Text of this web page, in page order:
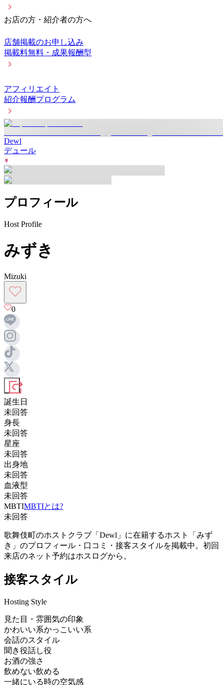
お店の方・紹介者の方へ
店舗掲載のお申し込み
掲載料無料・成果報酬型
アフィリエイト
紹介報酬プログラム
Dewl
デュール
プロフィール
Host Profile
みずき
Mizuki
0
誕生日
未回答
身長
未回答
星座
未回答
出身地
未回答
血液型
未回答
MBTIMBTIとは?
未回答
歌舞伎町のホストクラブ「Dewl」に在籍するホスト「みず
き」のプロフィール・口コミ・接客スタイルを掲載中。初回
来店のネット予約はホスログから。
接客スタイル
Hosting Style
見た目・雰囲気の印象
かわいい系かっこいい系
会話のスタイル
聞き役話し役
お酒の強さ
飲めない飲める
一緒にいる時の空気感